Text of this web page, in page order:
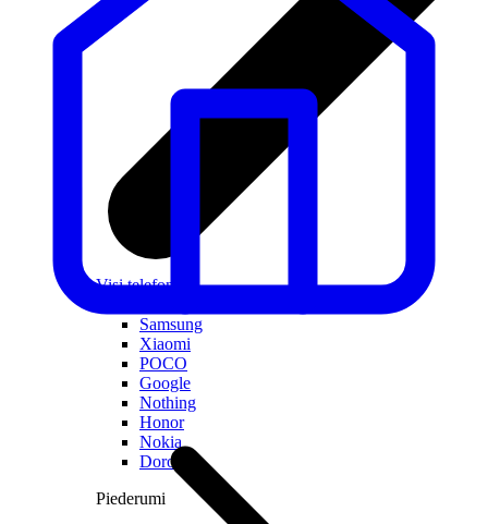
Visi telefoni
Samsung
Xiaomi
POCO
Google
Nothing
Honor
Nokia
Doro
Piederumi